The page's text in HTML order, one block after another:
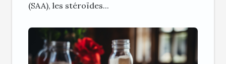
(SAA), les stéroïdes...